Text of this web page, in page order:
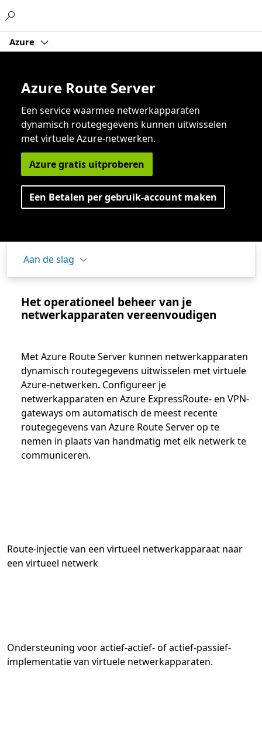
Azure
Azure Route Server
Een service waarmee netwerkapparaten
dynamisch routegegevens kunnen uitwisselen
met virtuele Azure-netwerken.
Azure gratis uitproberen
Een Betalen per gebruik-account maken
Aan de slag
Het operationeel beheer van je
netwerkapparaten vereenvoudigen
Met Azure Route Server kunnen netwerkapparaten
dynamisch routegegevens uitwisselen met virtuele
Azure-netwerken. Configureer je
netwerkapparaten en Azure ExpressRoute- en VPN-
gateways om automatisch de meest recente
routegegevens van Azure Route Server op te
nemen in plaats van handmatig met elk netwerk te
communiceren.
Route-injectie van een virtueel netwerkapparaat naar
een virtueel netwerk
Ondersteuning voor actief-actief- of actief-passief-
implementatie van virtuele netwerkapparaten.